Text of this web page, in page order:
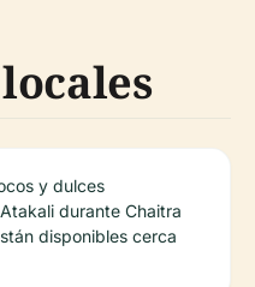
y dulces
durante Chaitra
disponibles cerca